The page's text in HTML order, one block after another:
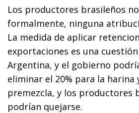
Los productores brasileños
formalmente, ninguna
La medida de aplicar
exportaciones es una
Argentina, y el gobierno
eliminar el 20% para la harina
premezcla, y los productores
podrían quejarse.